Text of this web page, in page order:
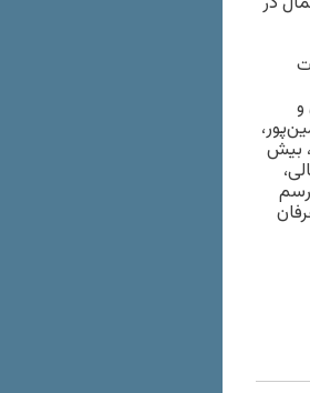
امین‌پور،
معلم، بیش
استاد عرفان